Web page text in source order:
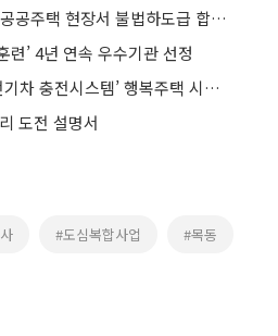
국토부·고용부 장관, LH 공공주택 현장서 불법하도급 합동 점검
련’ 4년 연속 우수기관 선정
한화 건설·LH, ‘천장형 전기차 충전시스템’ 행복주택 시범도입
도전 설명서
#도심복합사업 #목동